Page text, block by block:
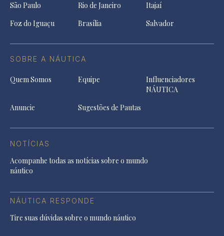
São Paulo Rio de Janeiro
Itajaí
Foz do Iguaçu
Brasília Salvador
SOBRE A NÁUTICA
Quem Somos Equipe
Influenciadores
NÁUTICA
Anuncie
Sugestões de Pautas
NOTÍCIAS
Acompanhe todas as notícias sobre o mundo
náutico
NÁUTICA RESPONDE
Tire suas dúvidas sobre o mundo náutico